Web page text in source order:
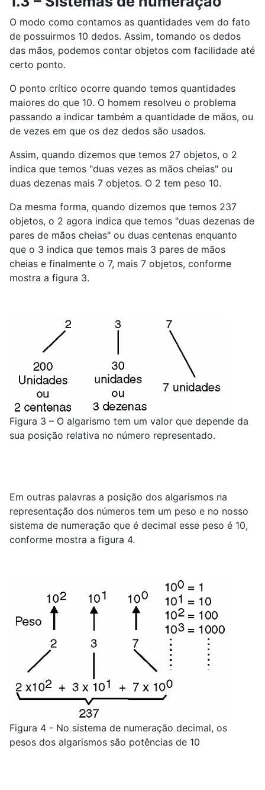
O modo como contamos as quantidades vem do fato
de possuirmos 10 dedos. Assim, tomando os dedos
das mãos, podemos contar objetos com facilidade até
certo ponto.
O ponto crítico ocorre quando temos quantidades
maiores do que 10. O homem resolveu o problema
passando a indicar também a quantidade de mãos, ou
de vezes em que os dez dedos são usados.
Assim, quando dizemos que temos 27 objetos, o 2
indica que temos "duas vezes as mãos cheias" ou
duas dezenas mais 7 objetos. O 2 tem peso 10.
Da mesma forma, quando dizemos que temos 237
objetos, o 2 agora indica que temos "duas dezenas de
pares de mãos cheias" ou duas centenas enquanto
que o 3 indica que temos mais 3 pares de mãos
cheias e finalmente o 7, mais 7 objetos, conforme
mostra a figura 3.
Figura 3 – O algarismo tem um valor que depende da
sua posição relativa no número representado.
Em outras palavras a posição dos algarismos na
representação dos números tem um peso e no nosso
sistema de numeração que é decimal esse peso é 10,
conforme mostra a figura 4.
Figura 4 - No sistema de numeração decimal, os
pesos dos algarismos são potências de 10